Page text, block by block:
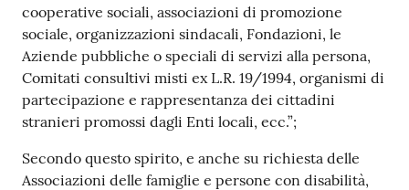
cooperative sociali, associazioni di promozione
sociale, organizzazioni sindacali, Fondazioni, le
Aziende pubbliche o speciali di servizi alla persona,
Comitati consultivi misti ex L.R. 19/1994, organismi di
partecipazione e rappresentanza dei cittadini
stranieri promossi dagli Enti locali, ecc.”;
Secondo questo spirito, e anche su richiesta delle
Associazioni delle famiglie e persone con disabilità,